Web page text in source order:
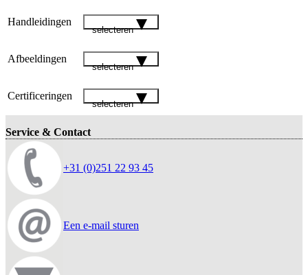
Handleidingen
selecteren
Afbeeldingen
selecteren
Certificeringen
selecteren
Service & Contact
+31 (0)251 22 93 45
Een e-mail sturen